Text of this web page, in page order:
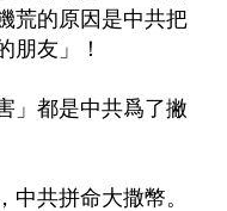
荒的原因是中共把
朋友」！
」都是中共爲了撇
中共拼命大撒幣。